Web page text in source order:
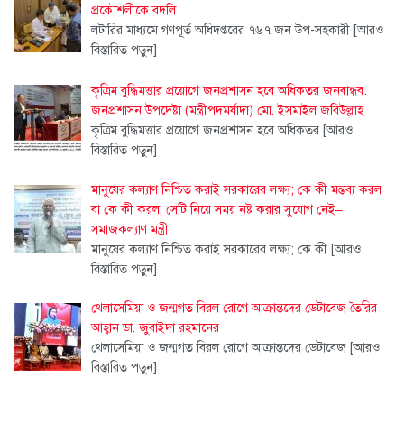
প্রকৌশলীকে বদলি
লটারির মাধ্যমে গণপূর্ত অধিদপ্তরের ৭৬৭ জন উপ-সহকারী [আরও
বিস্তারিত পড়ুন]
কৃত্রিম বুদ্ধিমত্তার প্রয়োগে জনপ্রশাসন হবে অধিকতর জনবান্ধব:
জনপ্রশাসন উপদেষ্টা (মন্ত্রীপদমর্যাদা) মো. ইসমাইল জবিউল্লাহ
কৃত্রিম বুদ্ধিমত্তার প্রয়োগে জনপ্রশাসন হবে অধিকতর [আরও
বিস্তারিত পড়ুন]
মানুষের কল্যাণ নিশ্চিত করাই সরকারের লক্ষ্য; কে কী মন্তব্য করল
বা কে কী করল, সেটি নিয়ে সময় নষ্ট করার সুযোগ নেই–
সমাজকল্যাণ মন্ত্রী
মানুষের কল্যাণ নিশ্চিত করাই সরকারের লক্ষ্য; কে কী [আরও
বিস্তারিত পড়ুন]
থেলাসেমিয়া ও জন্মগত বিরল রোগে আক্রান্তদের ডেটাবেজ তৈরির
আহ্বান ডা. জুবাইদা রহমানের
থেলাসেমিয়া ও জন্মগত বিরল রোগে আক্রান্তদের ডেটাবেজ [আরও
বিস্তারিত পড়ুন]